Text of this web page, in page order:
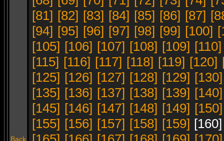
Back
[81] [82] [83] [84] [85] [86] [87]
[94] [95] [96] [97] [98] [99] [100]
[105] [106] [107] [108] [109] [110]
[115] [116] [117] [118] [119] [120]
[125] [126] [127] [128] [129] [130]
[135] [136] [137] [138] [139] [140]
[145] [146] [147] [148] [149] [150]
[155] [156] [157] [158] [159]